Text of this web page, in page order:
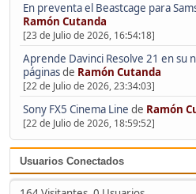
En preventa el Beastcage para
Ramón Cutanda
[23 de Julio de 2026, 16:54:18]
Aprende Davinci Resolve 21 en su
páginasde Ramón Cutanda
[22 de Julio de 2026, 23:34:03]
Sony FX5 Cinema Line de Ramón
[22 de Julio de 2026, 18:59:52]
Usuarios Conectados